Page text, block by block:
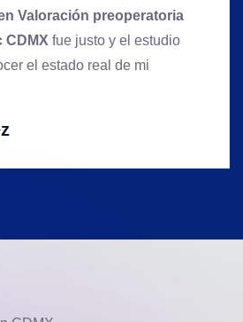
Valoración preoperatoria
CDMX fue justo y el estudio
el estado real de mi